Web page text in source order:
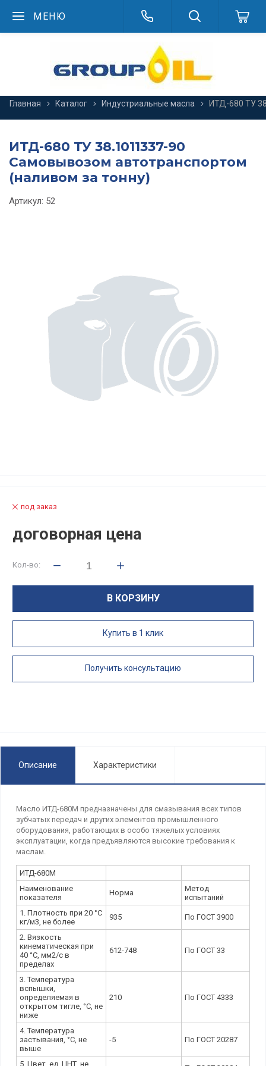
МЕНЮ
Главная Каталог Индустриальные масла ИТД-680 ТУ
ИТД-680 ТУ 38.1011337-90
Самовывозом автотранспортом
(наливом за тонну)
Артикул: 52
под заказ
договорная цена
Кол-во:
В КОРЗИНУ
Купить в 1 клик
Получить консультацию
Описание Характеристики
Масло ИТД-680М предназначены для смазывания всех типов
зубчатых передач и других элементов промышленного
оборудования, работающих в особо тяжелых условиях
эксплуатации, когда предъявляются высокие требования к
маслам.
ИТД-680М
Наименование
показателя
Норма
Метод
испытаний
1. Плотность при 20 °C
кг/м3, не более
935 По ГОСТ 3900
2. Вязкость
кинематическая при
40 °C, мм2/с в
пределах
612-748 По ГОСТ 33
3. Температура
вспышки,
определяемая в
открытом тигле, °C, не
ниже
210 По ГОСТ 4333
4. Температура
застывания, °C, не
выше
-5 По ГОСТ 20287
5. Цвет, ед. ЦНТ, не